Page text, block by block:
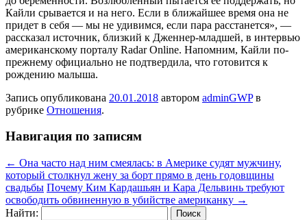
Кайли срывается и на него. Если в ближайшее время она не
придет в себя — мы не удивимся, если пара расстанется», —
рассказал источник, близкий к Дженнер-младшей, в интервью
американскому порталу Radar Online. Напомним, Кайли по-
прежнему официально не подтвердила, что готовится к
рождению малыша.
Запись опубликована 20.01.2018 автором adminGWPв
рубрике Отношения.
Навигация по записям
← Она часто над ним смеялась: в Америке судят мужчину,
который столкнул жену за борт прямо в день годовщины
свадьбы Почему Ким Кардашьян и Кара Дельвинь требуют
освободить обвиненную в убийстве американку →
Найти: